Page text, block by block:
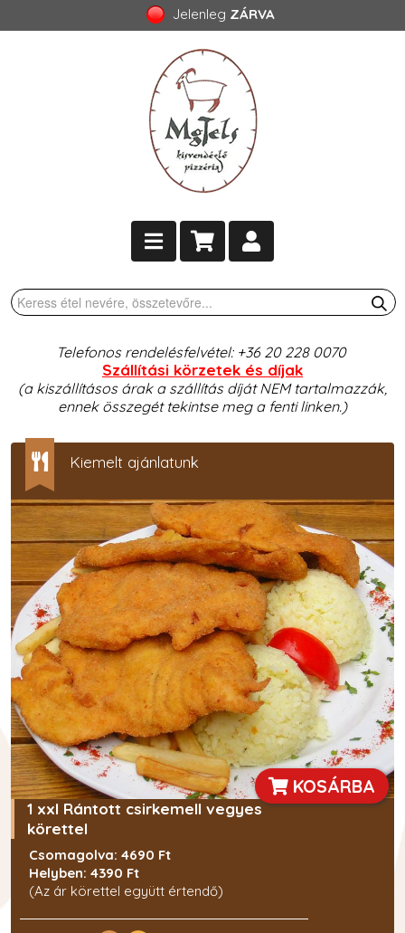
Jelenleg ZÁRVA
Telefonos rendelésfelvétel: +36 20 228 0070
Szállítási körzetek és díjak
(a kiszállításos árak a szállítás díját NEM tartalmazzák,
ennek összegét tekintse meg a fenti linken.)
Kiemelt ajánlatunk
KOSÁRBA
1 xxl Rántott csirkemell vegyes
körettel
Csomagolva: 4690 Ft
Helyben: 4390 Ft
(Az ár körettel együtt értendő)